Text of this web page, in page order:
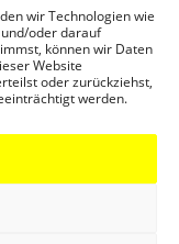
wir Technologien wie
oder darauf
können wir Daten
Website
oder zurückziehst,
werden.